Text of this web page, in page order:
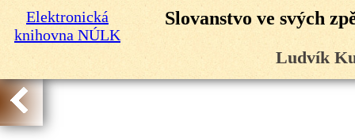
Elektronická
knihovna NÚLK
Slovanstvo ve svých
Ludvík